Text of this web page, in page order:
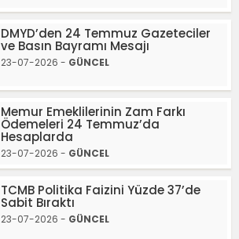
DMYD’den 24 Temmuz Gazeteciler
ve Basın Bayramı Mesajı
23-07-2026 - GÜNCEL
Memur Emeklilerinin Zam Farkı
Ödemeleri 24 Temmuz’da
Hesaplarda
23-07-2026 - GÜNCEL
TCMB Politika Faizini Yüzde 37’de
Sabit Bıraktı
23-07-2026 - GÜNCEL